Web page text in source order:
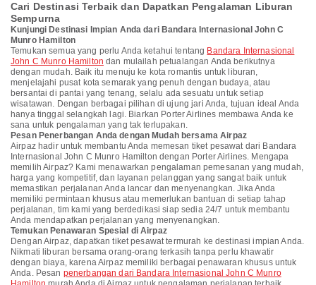
Cari Destinasi Terbaik dan Dapatkan Pengalaman Liburan
Sempurna
Kunjungi Destinasi Impian Anda dari Bandara Internasional John C
Munro Hamilton
Temukan semua yang perlu Anda ketahui tentang Bandara Internasional
John C Munro Hamilton dan mulailah petualangan Anda berikutnya
dengan mudah. Baik itu menuju ke kota romantis untuk liburan,
menjelajahi pusat kota semarak yang penuh dengan budaya, atau
bersantai di pantai yang tenang, selalu ada sesuatu untuk setiap
wisatawan. Dengan berbagai pilihan di ujung jari Anda, tujuan ideal Anda
hanya tinggal selangkah lagi. Biarkan Porter Airlines membawa Anda ke
sana untuk pengalaman yang tak terlupakan.
Pesan Penerbangan Anda dengan Mudah bersama Airpaz
Airpaz hadir untuk membantu Anda memesan tiket pesawat dari Bandara
Internasional John C Munro Hamilton dengan Porter Airlines. Mengapa
memilih Airpaz? Kami menawarkan pengalaman pemesanan yang mudah,
harga yang kompetitif, dan layanan pelanggan yang sangat baik untuk
memastikan perjalanan Anda lancar dan menyenangkan. Jika Anda
memiliki permintaan khusus atau memerlukan bantuan di setiap tahap
perjalanan, tim kami yang berdedikasi siap sedia 24/7 untuk membantu
Anda mendapatkan perjalanan yang menyenangkan.
Temukan Penawaran Spesial di Airpaz
Dengan Airpaz, dapatkan tiket pesawat termurah ke destinasi impian Anda.
Nikmati liburan bersama orang-orang terkasih tanpa perlu khawatir
dengan biaya, karena Airpaz memiliki berbagai penawaran khusus untuk
Anda. Pesan penerbangan dari Bandara Internasional John C Munro